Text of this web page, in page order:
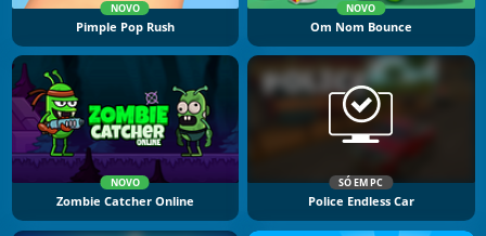
NOVO
Pimple Pop Rush
NOVO
Om Nom Bounce
NOVO
Zombie Catcher Online
SÓ EM PC
Police Endless Car